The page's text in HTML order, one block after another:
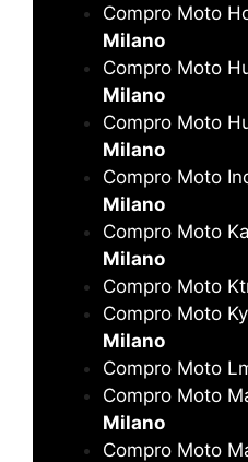
Compro Moto
Milano
Compro Moto
Milano
Compro Moto
Milano
Compro Moto
Milano
Compro Moto
Milano
Compro Moto
Compro Moto
Milano
Compro Moto
Compro Moto
Milano
Compro Moto